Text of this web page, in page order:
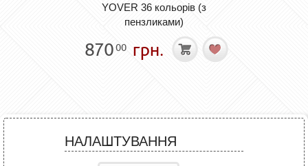
YOVER 36 кольорів (з
пензликами)
87000 грн.
НАЛАШТУВАННЯ